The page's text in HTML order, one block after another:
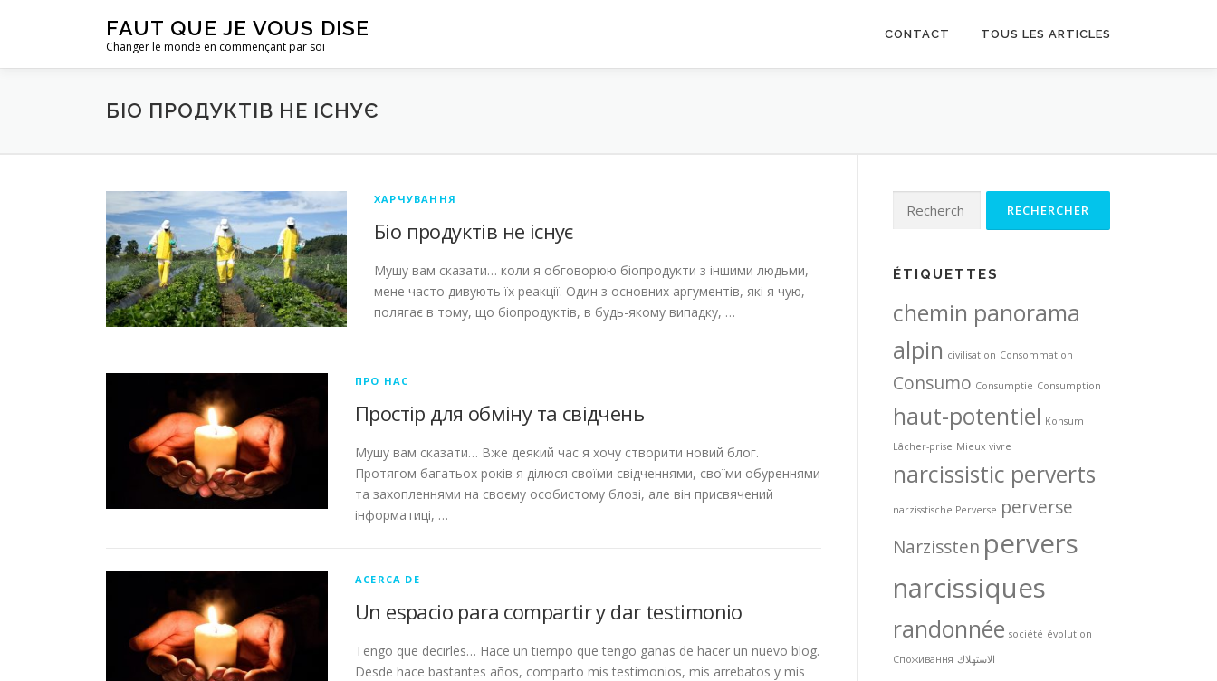
FAUT QUE JE VOUS DISE
Changer le monde en commençant par soi
CONTACT TOUS LES ARTICLES
БІО ПРОДУКТІВ НЕ ІСНУЄ
ХАРЧУВАННЯ
Біо продуктів не існує
Мушу вам сказати… коли я обговорюю біопродукти з іншими людьми,
мене часто дивують їх реакції. Один з основних аргументів, які я чую,
полягає в тому, що біопродуктів, в будь-якому випадку, …
ПРО НАС
Простір для обміну та свідчень
Мушу вам сказати… Вже деякий час я хочу створити новий блог.
Протягом багатьох років я ділюся своїми свідченнями, своїми обуреннями
та захопленнями на своєму особистому блозі, але він присвячений
інформатиці, …
ACERCA DE
Un espacio para compartir y dar testimonio
Tengo que decirles… Hace un tiempo que tengo ganas de hacer un nuevo blog.
Desde hace bastantes años, comparto mis testimonios, mis arrebatos y mis
ÉTIQUETTES
chemin panorama
alpin civilisation Consommation
Consumo Consumptie Consumption
haut-potentiel Konsum
Lâcher-prise Mieux vivre
narcissistic perverts
narzisstische Perverse perverse
Narzissten pervers
narcissiques
randonnée société évolution
Споживання الاستهلاك